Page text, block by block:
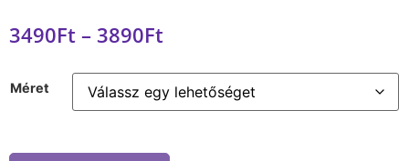
3490Ft – 3890Ft
Méret